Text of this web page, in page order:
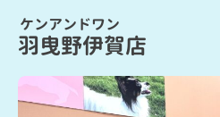
ケンアンドワン
羽曳野伊賀店